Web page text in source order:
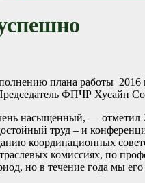
плана работы 2016
ФПЧР Хусайн
насыщенный, — отметил
труд – и
координационных
комиссиях, по
но в течение года мы